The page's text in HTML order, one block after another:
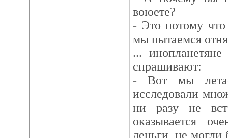
воюете?
- Это потому что
мы пытаемся
...
спрашивают:
- Вот мы
исследовали
ни разу не
оказывается
деньги, не